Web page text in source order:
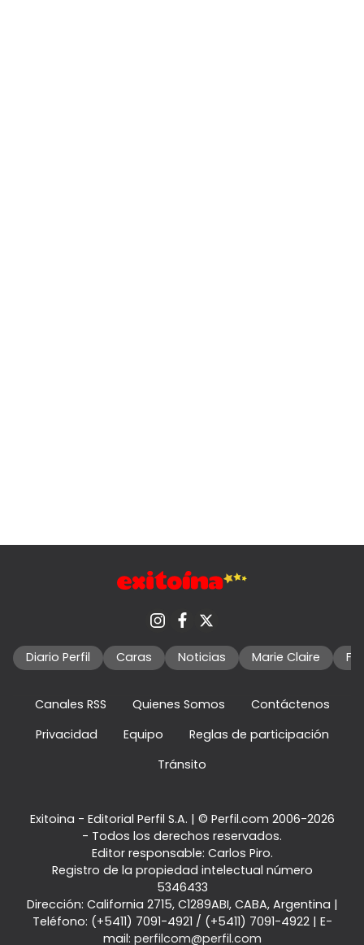
Diario Perfil Caras Noticias Marie Claire
Canales RSS Quienes Somos
Contáctenos
Privacidad
Equipo
Reglas de participación
Tránsito
Exitoina - Editorial Perfil S.A. | © Perfil.com 2006-2026
- Todos los derechos reservados.
Editor responsable: Carlos Piro.
Registro de la propiedad intelectual número
5346433
Dirección: California 2715, C1289ABI, CABA, Argentina |
Teléfono: (+5411) 7091-4921 / (+5411) 7091-4922| E-
mail: perfilcom@perfil.com